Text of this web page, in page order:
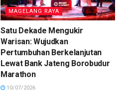
MAGELANG RAYA
Satu Dekade Mengukir
Warisan: Wujudkan
Pertumbuhan Berkelanjutan
Lewat Bank Jateng Borobudur
Marathon
10/07/2026